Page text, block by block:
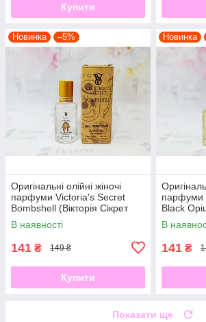
Купити
Новинка –5%
Оригінальні олійні жіночі
парфуми Victoria's Secret
Bombshell (Вікторія Сікрет
Бомбшелл) 12 мл
В наявності
141 ₴ 149 ₴
Купити
Новинка
парфуми
Black
Опіум
В
141 ₴
Показати ще